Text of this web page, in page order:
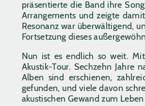
präsentierte die Band ihre
Arrangements und zeigte
Resonanz war überwältigend,
Fortsetzung dieses
Nun ist es endlich so weit.
Akustik-Tour. Sechzehn Jahre
Alben sind erschienen,
gefunden, und viele davon
akustischen Gewand zum